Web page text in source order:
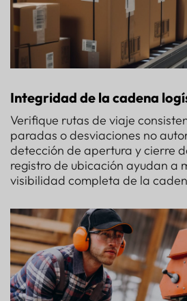
Integridad de la cadena
Verifique rutas de viaje
paradas o desviaciones no
detección de apertura y cierre
registro de ubicación ayudan a
visibilidad completa de la